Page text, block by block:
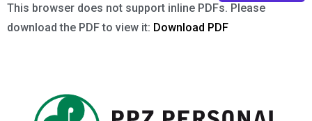
This browser does not support inline PDFs. Please
download the PDF to view it: Download PDF